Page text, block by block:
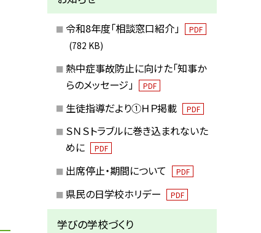
令和8年度「相談窓口紹介」 PDF
(782 KB)
熱中症事故防止に向けた「知事か
らのメッセージ」
PDF
生徒指導だより①ＨＰ掲載 PDF
ＳＮＳトラブルに巻き込まれないた
めに
PDF
出席停止・期間について PDF
県民の日学校ホリデー PDF
学びの学校づくり